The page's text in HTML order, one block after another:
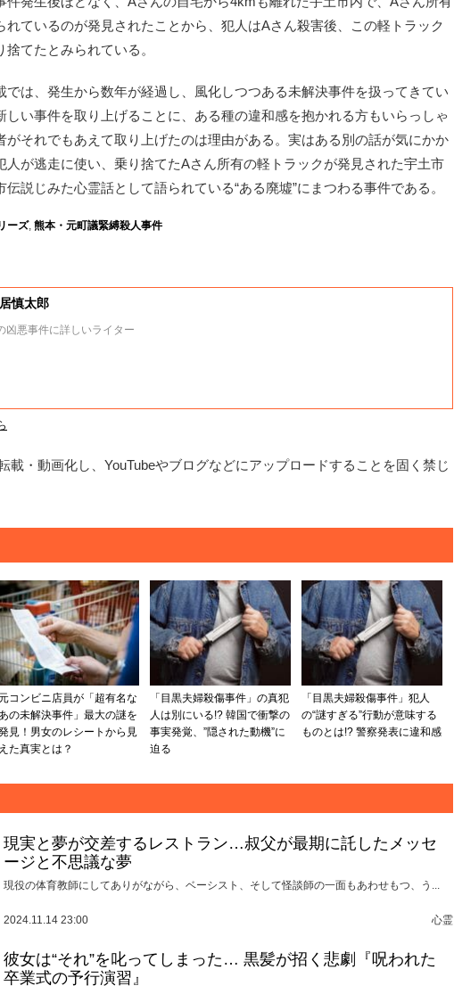
れているのが発見されたことから、犯人はAさん殺害後、この軽トラック
てたとみられている。
は、発生から数年が経過し、風化しつつある未解決事件を扱ってきてい
しい事件を取り上げることに、ある種の違和感を抱かれる方もいらっしゃ
がそれでもあえて取り上げたのは理由がある。実はある別の話が気にかか
人が逃走に使い、乗り捨てたAさん所有の軽トラックが発見された宇土市
説じみた心霊話として語られている“ある廃墟”にまつわる事件である。
ーズ, 熊本・元町議緊縛殺人事件
慎太郎
凶悪事件に詳しいライター
載・動画化し、YouTubeやブログなどにアップロードすることを固く禁じ
コンビニ店員が「超有名な
の未解決事件」最大の謎を
見！男女のレシートから見
えた真実とは？
「目黒夫婦殺傷事件」の真犯
人は別にいる!? 韓国で衝撃の
事実発覚、”隠された動機”に
迫る
「目黒夫婦殺傷事件」犯人
の“謎すぎる”行動が意味する
ものとは!? 警察発表に違和感
現実と夢が交差するレストラン…叔父が最期に託したメッセ
ージと不思議な夢
現役の体育教師にしてありがながら、ベーシスト、そして怪談師の一面もあわせもつ、う...
2024.11.14 23:00 心霊
彼女は“それ”を叱ってしまった… 黒髪が招く悲劇『呪われた
卒業式の予行演習』